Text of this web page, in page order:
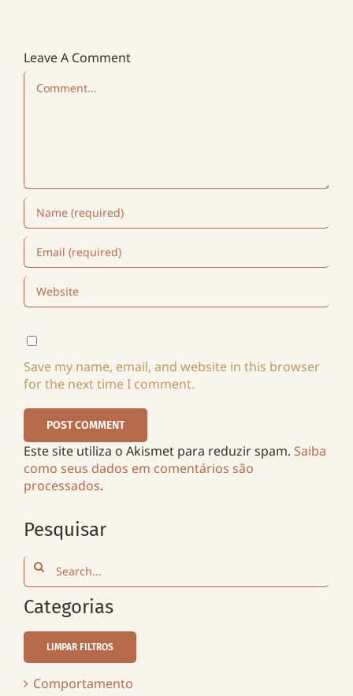
Leave A Comment
Comment
Save my name, email, and website in this browser
for the next time I comment.
Este site utiliza o Akismet para reduzir spam. Saiba
como seus dados em comentários são
processados.
Pesquisar
Search
for:
Categorias
LIMPAR FILTROS
Comportamento